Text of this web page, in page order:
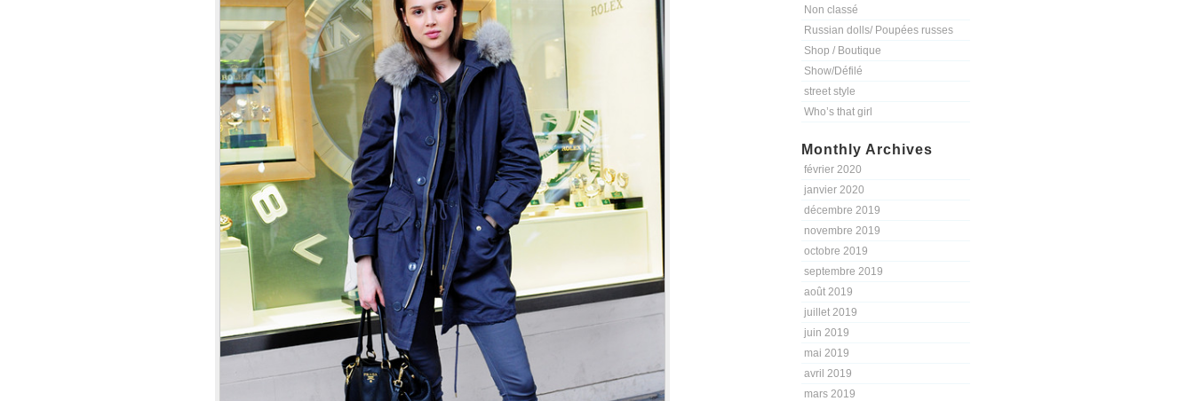
Non classé
Russian dolls/ Poupées russes
Shop / Boutique
Show/Défilé
street style
Who’s that girl
Monthly Archives
février 2020
janvier 2020
décembre 2019
novembre 2019
octobre 2019
septembre 2019
août 2019
juillet 2019
juin 2019
mai 2019
avril 2019
mars 2019